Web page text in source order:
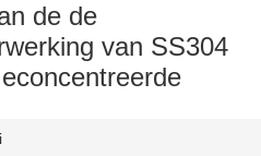
de de
van SS304